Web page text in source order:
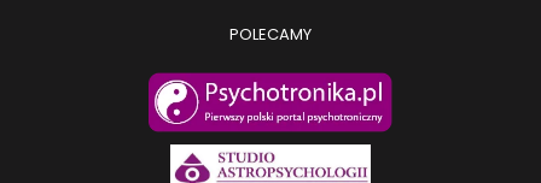
POLECAMY